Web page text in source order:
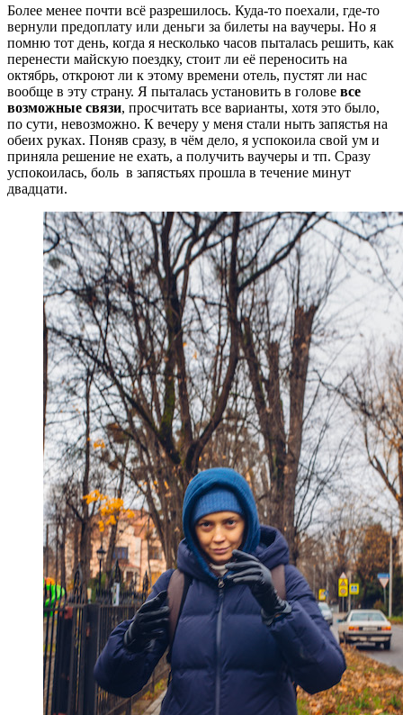
Более менее почти всё разрешилось. Куда-то поехали, где-то
вернули предоплату или деньги за билеты на ваучеры. Но я
помню тот день, когда я несколько часов пыталась решить, как
перенести майскую поездку, стоит ли её переносить на
октябрь, откроют ли к этому времени отель, пустят ли нас
вообще в эту страну. Я пыталась установить в голове все
возможные связи, просчитать все варианты, хотя это было,
по сути, невозможно. К вечеру у меня стали ныть запястья на
обеих руках. Поняв сразу, в чём дело, я успокоила свой ум и
приняла решение не ехать, а получить ваучеры и тп. Сразу
успокоилась, боль в запястьях прошла в течение минут
двадцати.